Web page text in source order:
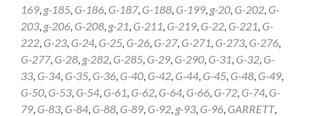
169, g-185, G-186, G-187, G-188, G-199, g-20, G-202, G-
203, g-206, G-208, g-21, G-211, G-219, G-22, G-221, G-
222, G-23, G-24, G-25, G-26, G-27, G-271, G-273, G-276,
G-277, G-28, g-282, G-285, G-29, G-290, G-31, G-32, G-
33, G-34, G-35, G-36, G-40, G-42, G-44, G-45, G-48, G-49,
G-50, G-53, G-54, G-61, G-62, G-64, G-66, G-72, G-74, G-
79, G-83, G-84, G-88, G-89, G-92, g-93, G-96, GARRETT,